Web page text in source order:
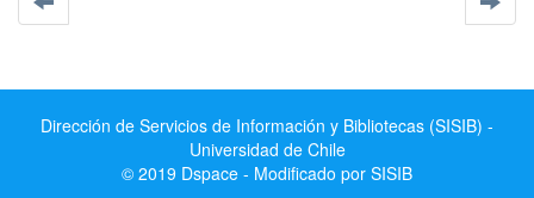
Dirección de Servicios de Información y Bibliotecas (SISIB) -
Universidad de Chile
© 2019 Dspace - Modificado por SISIB